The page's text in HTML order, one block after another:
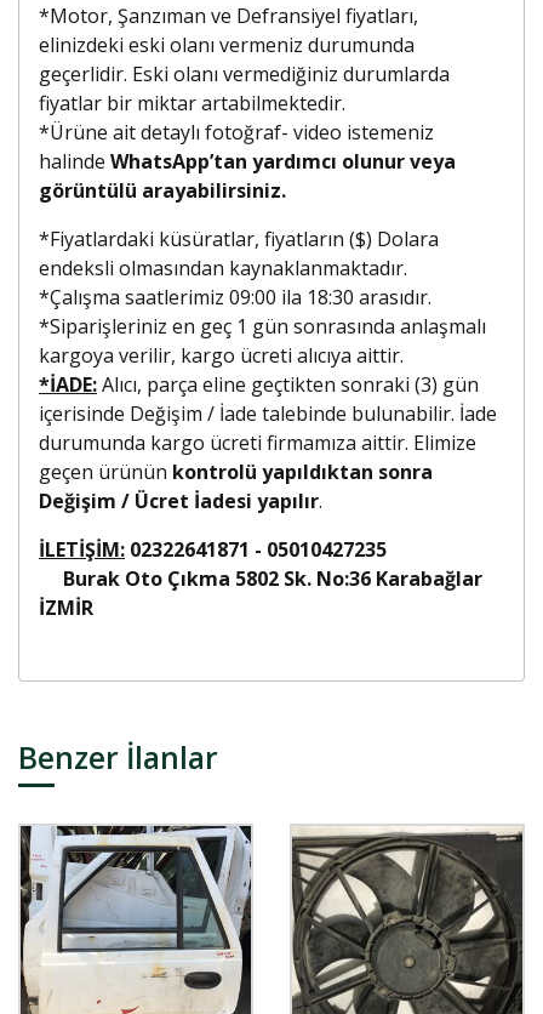
*Motor, Şanzıman ve Defransiyel fiyatları,
elinizdeki eski olanı vermeniz durumunda
geçerlidir. Eski olanı vermediğiniz durumlarda
fiyatlar bir miktar artabilmektedir.
*Ürüne ait detaylı fotoğraf- video istemeniz
halinde WhatsApp’tan yardımcı olunur veya
görüntülü arayabilirsiniz.
*Fiyatlardaki küsüratlar, fiyatların ($) Dolara
endeksli olmasından kaynaklanmaktadır.
*Çalışma saatlerimiz 09:00 ila 18:30 arasıdır.
*Siparişleriniz en geç 1 gün sonrasında anlaşmalı
kargoya verilir, kargo ücreti alıcıya aittir.
*İADE:Alıcı, parça eline geçtikten sonraki (3) gün
içerisinde Değişim / İade talebinde bulunabilir. İade
durumunda kargo ücreti firmamıza aittir. Elimize
geçen ürünün kontrolü yapıldıktan sonra
Değişim / Ücret İadesi yapılır.
İLETİŞİM: 02322641871 - 05010427235
Burak Oto Çıkma 5802 Sk. No:36 Karabağlar
İZMİR
Benzer İlanlar